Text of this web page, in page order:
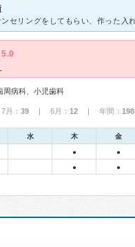
5.0
周病科、小児歯科
： 39 | 6月： 12 | 年間： 198
水 木 金
● ●
● ●